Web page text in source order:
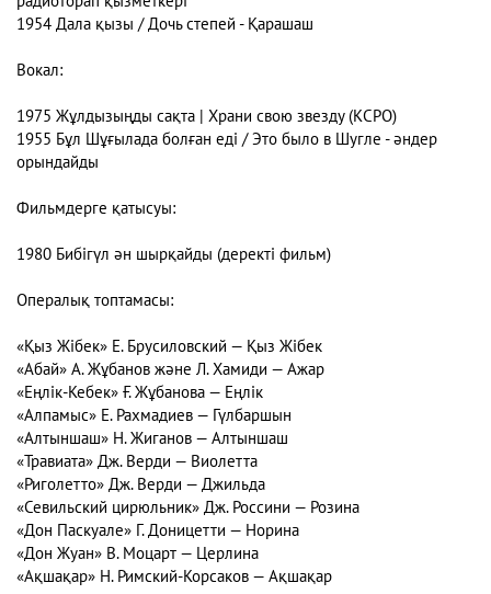
1954 Дала қызы / Дочь степей - Қарашаш
Вокал:
1975 Жұлдызыңды сақта | Храни свою звезду (КСРО)
1955 Бұл Шұғылада болған еді / Это было в Шугле - әндер
орындайды
Фильмдерге қатысуы:
1980 Бибігүл ән шырқайды (деректі фильм)
Опералық топтамасы:
«Қыз Жібек» Е. Брусиловский — Қыз Жібек
«Абай» А. Жұбанов және Л. Хамиди — Ажар
«Еңлік-Кебек» Ғ. Жұбанова — Еңлік
«Алпамыс» Е. Рахмадиев — Гүлбаршын
«Алтыншаш» Н. Жиганов — Алтыншаш
«Травиата» Дж. Верди — Виолетта
«Риголетто» Дж. Верди — Джильда
«Севильский цирюльник» Дж. Россини — Розина
«Дон Паскуале» Г. Доницетти — Норина
«Дон Жуан» В. Моцарт — Церлина
«Ақшақар» Н. Римский-Корсаков — Ақшақар